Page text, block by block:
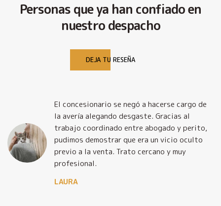
Personas que ya han confiado en
nuestro despacho
DEJA TU RESEÑA
El concesionario se negó a hacerse cargo de
la avería alegando desgaste. Gracias al
trabajo coordinado entre abogado y perito,
pudimos demostrar que era un vicio oculto
previo a la venta. Trato cercano y muy
profesional.
LAURA